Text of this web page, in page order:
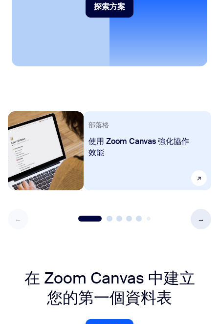
探索方案
探索方案
部落格
使用 Zoom Canvas 強化協作
效能
在 Zoom Canvas 中建立
您的第一個資料表